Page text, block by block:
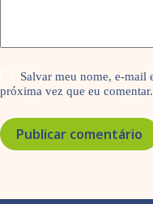
Salvar meu nome, e-mail
próxima vez que eu comentar.
Publicar comentário